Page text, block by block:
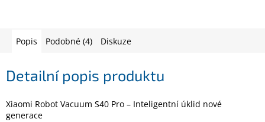
Počítače
Popis Podobné (4) Diskuze
Detailní popis produktu
Xiaomi Robot Vacuum S40 Pro – Inteligentní úklid nové
generace